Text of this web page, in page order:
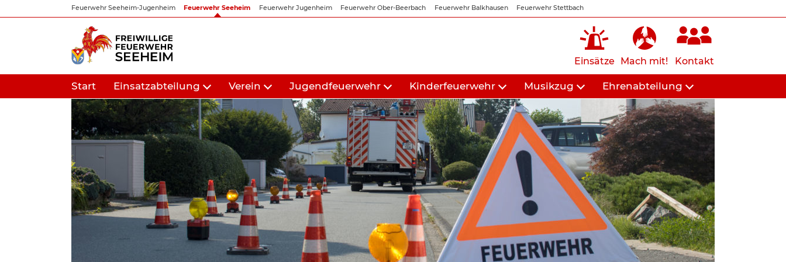
Inhalt
Feuerwehr Seeheim-Jugenheim Feuerwehr Seeheim Feuerwehr Jugenheim Feuerwehr Ober-Beerbach Feuerwehr Balkhausen Feuerwehr Stettbach
Einsätze Mach mit! Kontakt
Start Einsatzabteilung Verein Jugendfeuerwehr Kinderfeuerwehr Musikzug Ehrenabteilung